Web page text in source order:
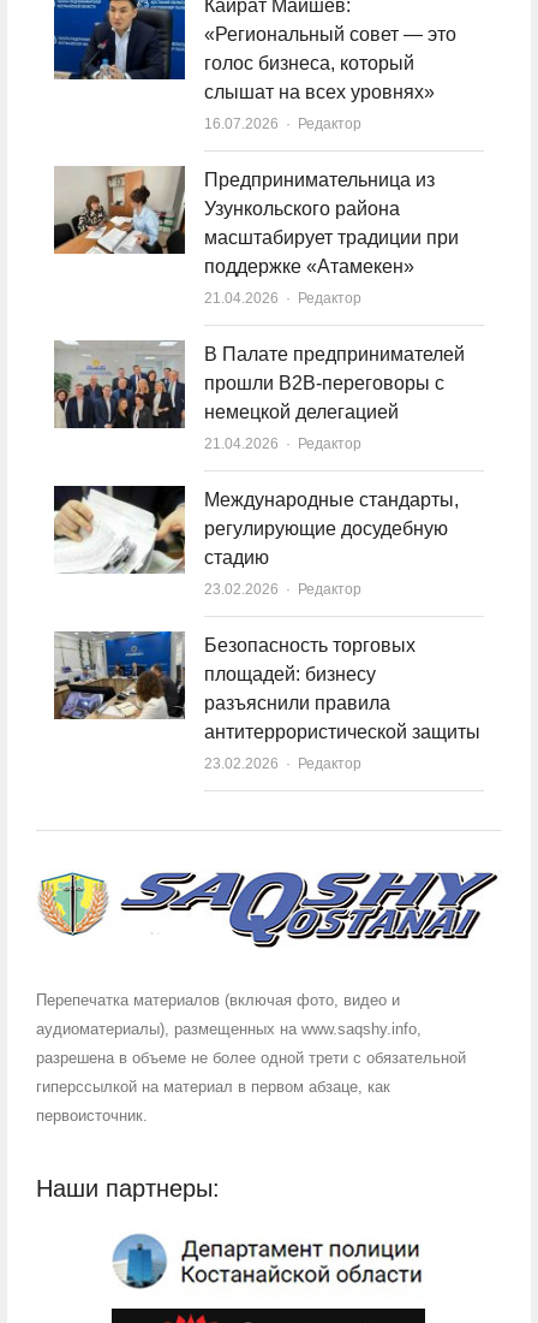
Кайрат Маишев:
«Региональный совет — это
голос бизнеса, который
слышат на всех уровнях»
16.07.2026 Author
Редактор
Предпринимательница из
Узункольского района
масштабирует традиции при
поддержке «Атамекен»
21.04.2026 Author
Редактор
В Палате предпринимателей
прошли B2B-переговоры с
немецкой делегацией
21.04.2026 Author
Редактор
Международные стандарты,
регулирующие досудебную
стадию
23.02.2026 Author
Редактор
Безопасность торговых
площадей: бизнесу
разъяснили правила
антитеррористической защиты
23.02.2026 Author
Редактор
Перепечатка материалов (включая фото, видео и
аудиоматериалы), размещенных на www.saqshy.info,
разрешена в объеме не более одной трети с обязательной
гиперссылкой на материал в первом абзаце, как
первоисточник.
Наши партнеры: